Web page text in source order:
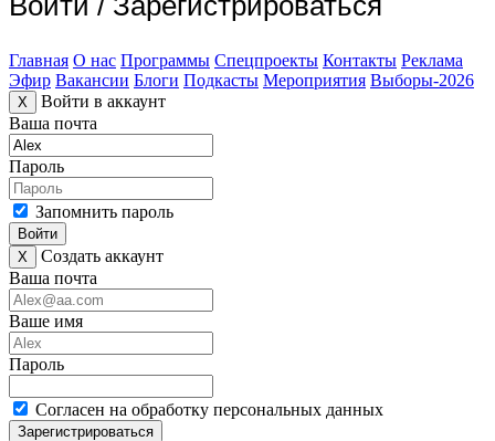
Главная О нас Программы Спецпроекты Контакты Реклама
Эфир Вакансии Блоги Подкасты Мероприятия Выборы-2026
X
Войти в аккаунт
Ваша почта
Пароль
Запомнить пароль
Войти
X
Создать аккаунт
Ваша почта
Ваше имя
Пароль
Согласен на обработку персональных данных
Зарегистрироваться